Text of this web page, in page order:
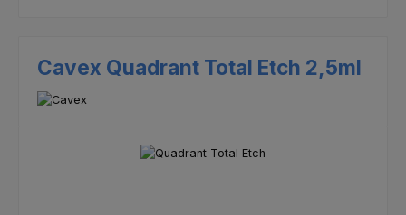
Cavex Quadrant Total Etch 2,5ml
Bildergalerie überspringen